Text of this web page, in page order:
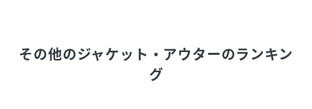
その他のジャケット・アウターのランキン
グ